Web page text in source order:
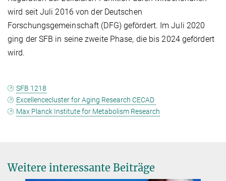
wird seit Juli 2016 von der Deutschen
Forschungsgemeinschaft (DFG) gefördert. Im Juli 2020
ging der SFB in seine zweite Phase, die bis 2024 gefördert
wird.
SFB 1218
Excellencecluster for Aging Research CECAD
Max Planck Institute for Metabolism Research
Weitere interessante Beiträge